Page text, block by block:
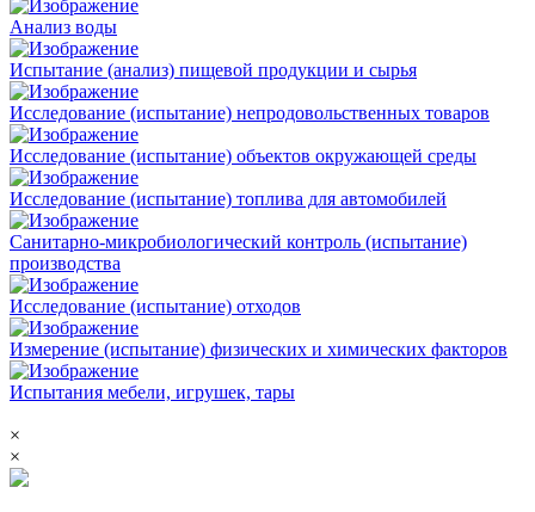
Анализ воды
Испытание (анализ) пищевой продукции и сырья
Исследование (испытание) непродовольственных товаров
Исследование (испытание) объектов окружающей среды
Исследование (испытание) топлива для автомобилей
Санитарно-микробиологический контроль (испытание)
производства
Исследование (испытание) отходов
Измерение (испытание) физических и химических факторов
Испытания мебели, игрушек, тары
×
×